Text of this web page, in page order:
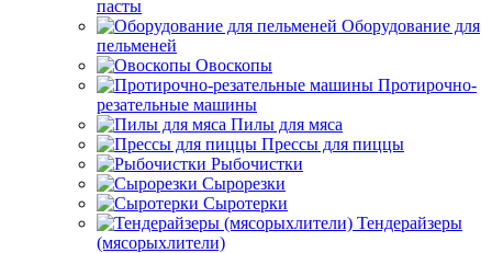
пасты
Оборудование для
пельменей
Овоскопы
Протирочно-
резательные машины
Пилы для мяса
Прессы для пиццы
Рыбочистки
Сырорезки
Сыротерки
Тендерайзеры
(мясорыхлители)